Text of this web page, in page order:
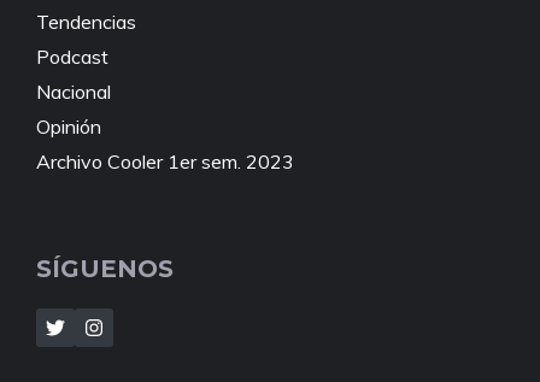
Tendencias
Podcast
Nacional
Opinión
Archivo Cooler 1er sem. 2023
SÍGUENOS